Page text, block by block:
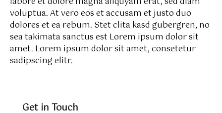
voluptua. At vero eos et accusam et justo duo
dolores et ea rebum. Stet clita kasd gubergren, no
sea takimata sanctus est Lorem ipsum dolor sit
amet. Lorem ipsum dolor sit amet, consetetur
sadipscing elitr.
Get in Touch